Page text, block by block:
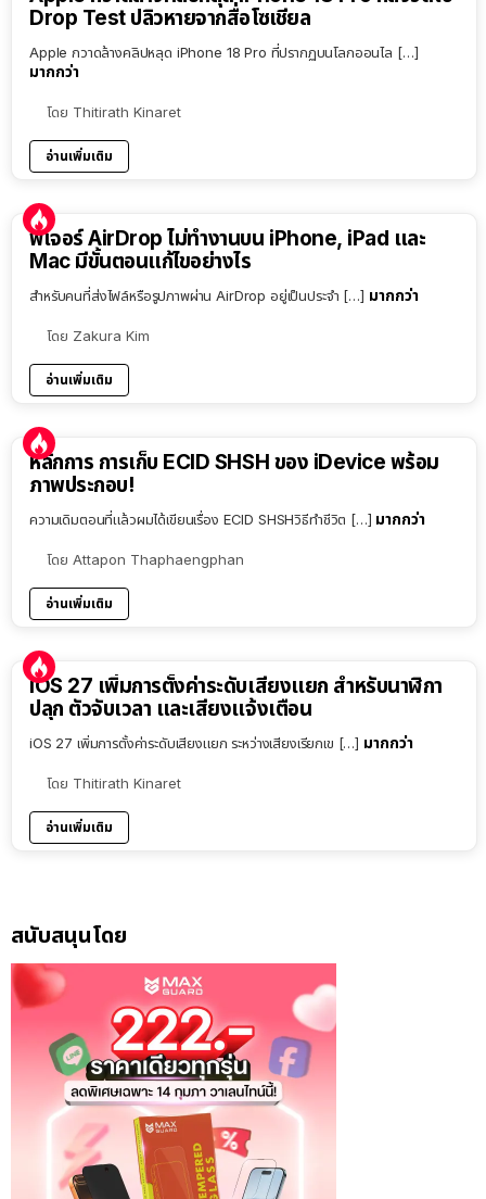
Drop Test ปลิวหายจากสื่อโซเชียล
Apple กวาดล้างคลิปหลุด iPhone 18 Pro ที่ปรากฏบนโลกออนไล […]
มากกว่า
โดย Thitirath Kinaret
อ่านเพิ่มเติม
ฟีเจอร์ AirDrop ไม่ทำงานบน iPhone, iPad และ
Mac มีขั้นตอนแก้ไขอย่างไร
สำหรับคนที่ส่งไฟล์หรือรูปภาพผ่าน AirDrop อยู่เป็นประจำ […] มากกว่า
โดย Zakura Kim
อ่านเพิ่มเติม
หลักการ การเก็บ ECID SHSH ของ iDevice พร้อม
ภาพประกอบ!
ความเดิมตอนที่แล้วผมได้เขียนเรื่อง ECID SHSHวิธีทำชีวิต […] มากกว่า
โดย Attapon Thaphaengphan
อ่านเพิ่มเติม
iOS 27 เพิ่มการตั้งค่าระดับเสียงแยก สำหรับนาฬิกา
ปลุก ตัวจับเวลา และเสียงแจ้งเตือน
iOS 27 เพิ่มการตั้งค่าระดับเสียงแยก ระหว่างเสียงเรียกเข […] มากกว่า
โดย Thitirath Kinaret
อ่านเพิ่มเติม
สนับสนุนโดย